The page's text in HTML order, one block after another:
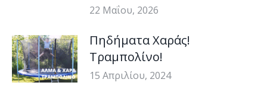
22 Μαΐου, 2026
Πηδήματα Χαράς!
Τραμπολίνο!
15 Απριλίου, 2024